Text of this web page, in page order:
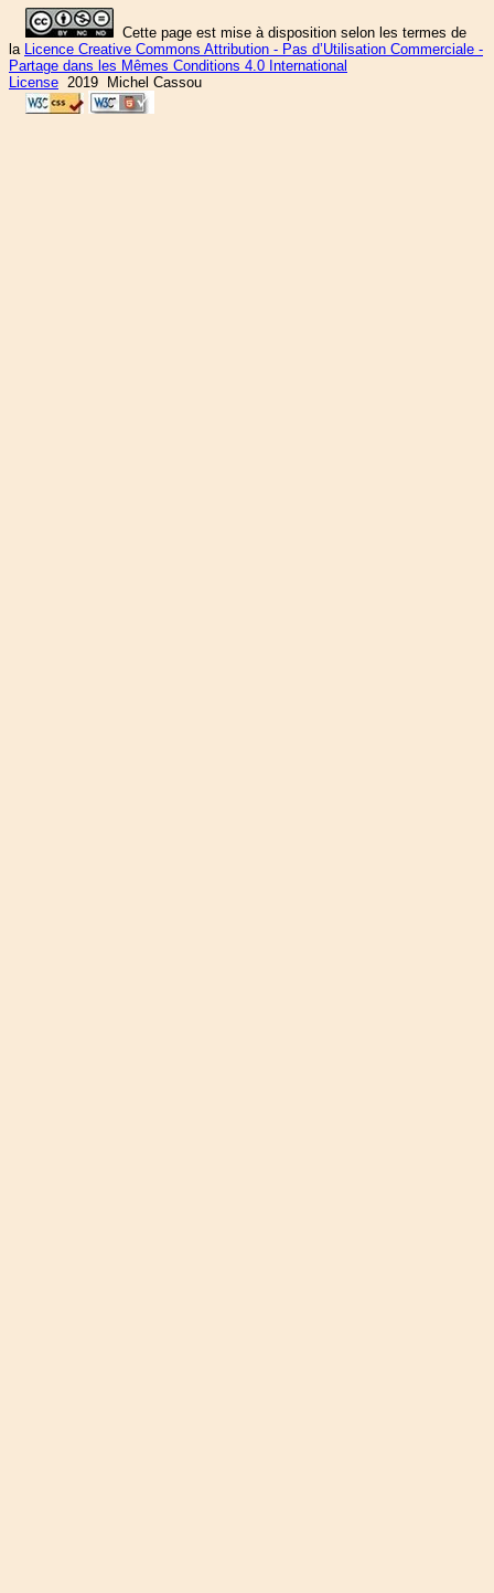
Cette page est mise à disposition selon les termes de
la Licence Creative Commons Attribution - Pas d’Utilisation Commerciale -
Partage dans les Mêmes Conditions 4.0 International
License 2019 Michel Cassou